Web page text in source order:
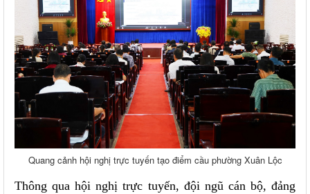
Quang cảnh hội nghị trực tuyến tạo điểm cầu phường Xuân Lộc
Thông qua hội nghị trực tuyến, đội ngũ cán bộ, đảng